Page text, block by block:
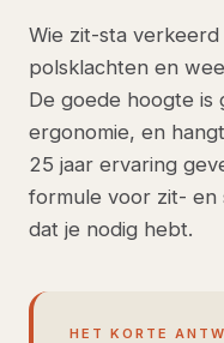
Wie zit-sta
polsklachten en
De goede hoogte is
ergonomie, en
25 jaar ervaring
formule voor zit- en
dat je nodig hebt.
HET KORTE